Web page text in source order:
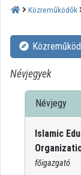
EGYETEM
Bejelentkezés
Intézményi
Kategóriák
Intézményi listák
Intézmények
Közreműködők
Névjegyek
Névjegy
Islamic
főigazgató